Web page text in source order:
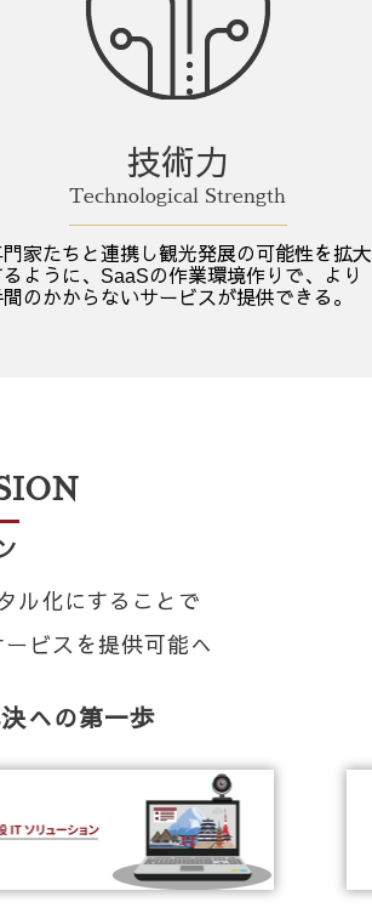
技術力
Technological Strength
門家たちと連携し観光発展の可能性を拡大
るように、SaaSの作業環境作りで、より
間のかからないサービスが提供できる。
ル化にすることで
ビスを提供可能へ
決への第一歩